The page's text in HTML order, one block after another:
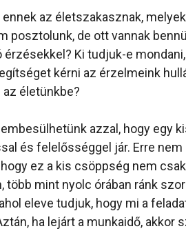
az életszakasznak,
posztolunk, de ott vannak
érzésekkel? Ki tudjuk-e
kérni az érzelmeink
életünkbe?
azzal, hogy egy
és felelősséggel jár. Erre
ez a kis csöppség nem
több mint nyolc órában ránk
eleve tudjuk, hogy mi a
ha lejárt a munkaidő, akkor